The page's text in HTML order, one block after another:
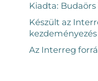
Kiadta:
Készült az
Az Interreg